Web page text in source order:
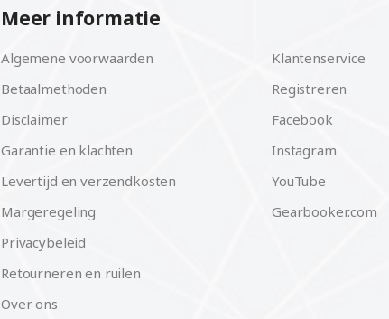
Meer informatie
Algemene voorwaarden
Betaalmethoden
Disclaimer
Garantie en klachten
Levertijd en verzendkosten
Margeregeling
Privacybeleid
Retourneren en ruilen
Over ons
Klantenservice
Registreren
Facebook
Instagram
YouTube
Gearbooker.com